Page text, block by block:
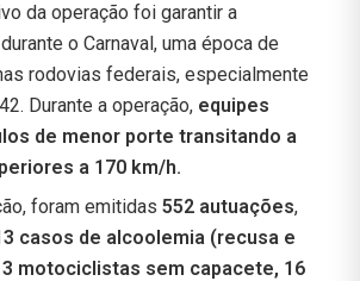
da operação foi garantir a
o Carnaval, uma época de
rodovias federais, especialmente
Durante a operação, equipes
de menor porte transitando a
a 170 km/h.
foram emitidas 552 autuações,
casos de alcoolemia (recusa e
motociclistas sem capacete, 16